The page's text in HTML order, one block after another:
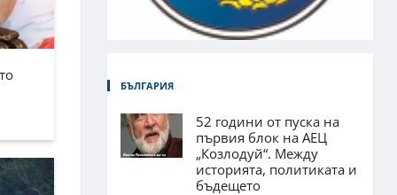
БЪЛГАРИЯ
52 години от пуска на
първия блок на АЕЦ
„Козлодуй“. Между
историята, политиката и
бъдещето